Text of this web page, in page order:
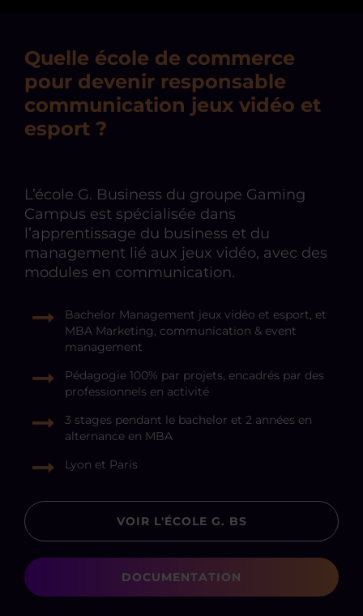
Quelle école de commerce
pour devenir responsable
communication jeux vidéo et
esport ?
L’école G. Business du groupe Gaming
Campus est spécialisée dans
l’apprentissage du business et du
management lié aux jeux vidéo, avec des
modules en communication.
Bachelor Management jeux vidéo et esport, et
MBA Marketing, communication & event
management
Pédagogie 100% par projets, encadrés par des
professionnels en activité
3 stages pendant le bachelor et 2 années en
alternance en MBA
Lyon et Paris
VOIR L'ÉCOLE G. BS
DOCUMENTATION